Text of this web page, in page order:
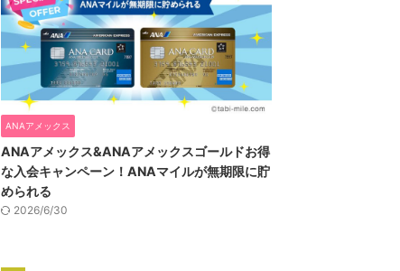
ANAアメックス
ANAアメックス&ANAアメックスゴールドお得
な入会キャンペーン！ANAマイルが無期限に貯
められる
2026/6/30